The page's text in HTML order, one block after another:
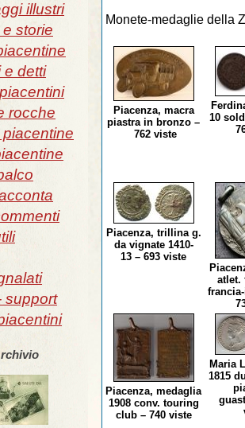
illustri
storie
e detti
rocche
support
Monete-medaglie della
Piacenza, macra
piastra in bronzo –
762 viste
10
Piacenza, trillina g.
da vignate 1410-
13 – 693 viste
atlet.
Piacenza, medaglia
1908 conv. touring
club – 740 viste
Maria
1815